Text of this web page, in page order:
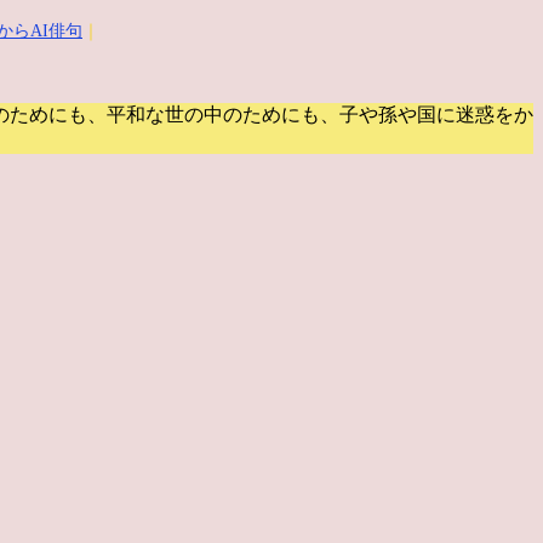
らAI俳句
ためにも、平和な世の中のためにも、子や孫や国に迷惑をか